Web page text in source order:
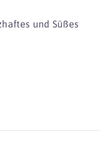
und Süßes